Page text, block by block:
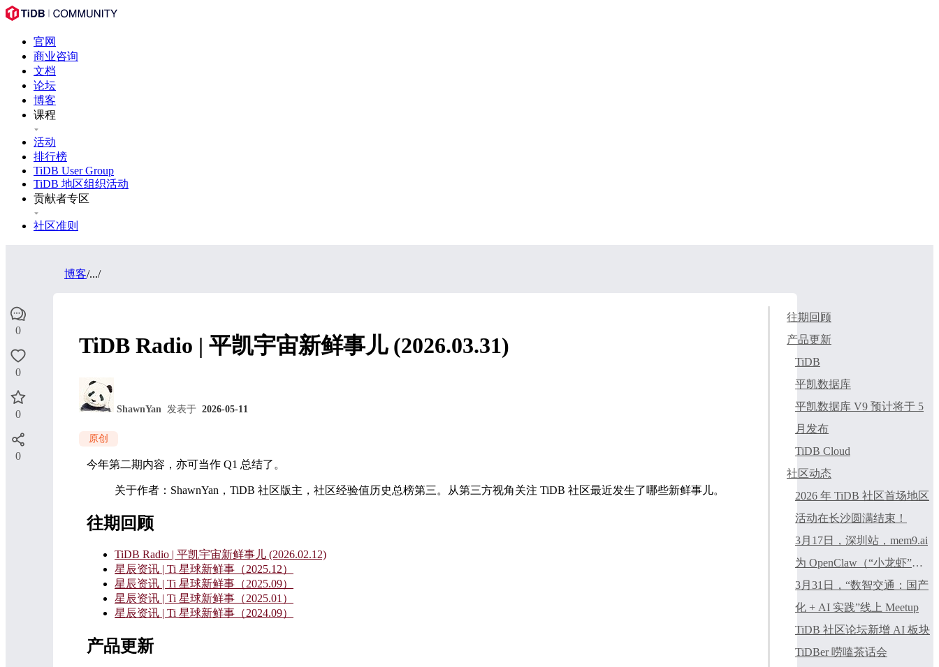
官网
商业咨询
文档
论坛
博客
课程
活动
排行榜
TiDB User Group
TiDB 地区组织活动
贡献者专区
社区准则
0
0
0
0
博客/.../
TiDB Radio | 平凯宇宙新鲜事儿 (2026.03.31)
ShawnYan 发表于 2026-05-11
原创
今年第二期内容，亦可当作 Q1 总结了。
关于作者：ShawnYan，TiDB 社区版主，社区经验值历史总榜第三。从第三方视角关注 TiDB 社区最近发生了哪些新鲜事儿。
往期回顾
TiDB Radio | 平凯宇宙新鲜事儿 (2026.02.12)
星辰资讯 | Ti 星球新鲜事（2025.12）
星辰资讯 | Ti 星球新鲜事（2025.09）
星辰资讯 | Ti 星球新鲜事（2025.01）
星辰资讯 | Ti 星球新鲜事（2024.09）
产品更新
往期回顾
产品更新
TiDB
平凯数据库
平凯数据库 V9 预计将于 5
月发布
TiDB Cloud
社区动态
2026 年 TiDB 社区首场地区
活动在长沙圆满结束！
3月17日，深圳站，mem9.ai
为 OpenClaw（“小龙虾”）
打造永续记忆
3月31日，“数智交通：国产
化 + AI 实践”线上 Meetup
TiDB 社区论坛新增 AI 板块
TiDBer 唠嗑茶话会